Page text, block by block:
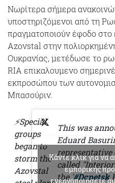
Νωρίτερα σήμερα
υποστηριζόμενοι από τη
πραγματοποιούν έφοδο στο
Azovstal στην
Ουκρανίας, μετέδωσε το
RIA επικαλουμενο
εκπροσώπου των
Μπασούριν.
⚡️Special
groups
began to
storm the
Azovstal
This was
Eduard
representative
called
the '#Donetsk
Κάντε κλικ για να
εμπορικής
ενεργοποιήσετε